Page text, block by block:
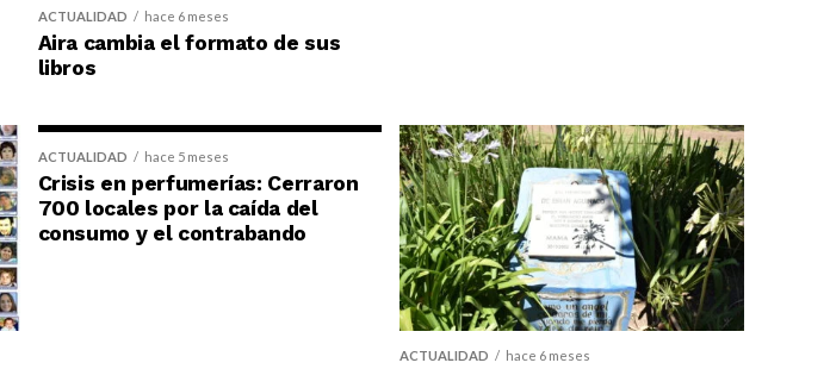
ACTUALIDAD hace 6 meses
Aira cambia el formato de sus
libros
ACTUALIDAD hace 5 meses
Crisis en perfumerías: Cerraron
700 locales por la caída del
consumo y el contrabando
ACTUALIDAD hace 6 meses